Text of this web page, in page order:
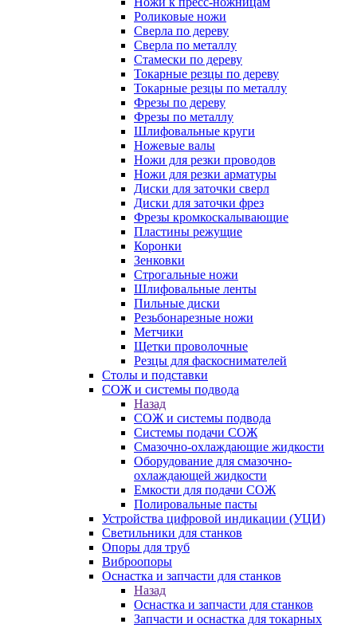
Роликовые ножи
Сверла по дереву
Сверла по металлу
Стамески по дереву
Токарные резцы по дереву
Токарные резцы по металлу
Фрезы по дереву
Фрезы по металлу
Шлифовальные круги
Ножевые валы
Ножи для резки проводов
Ножи для резки арматуры
Диски для заточки сверл
Диски для заточки фрез
Фрезы кромкоскалывающие
Пластины режущие
Коронки
Зенковки
Строгальные ножи
Шлифовальные ленты
Пильные диски
Резьбонарезные ножи
Метчики
Щетки проволочные
Резцы для фаскоснимателей
Столы и подставки
СОЖ и системы подвода
Назад
СОЖ и системы подвода
Системы подачи СОЖ
Смазочно-охлаждающие жидкости
Оборудование для смазочно-
охлаждающей жидкости
Емкости для подачи СОЖ
Полировальные пасты
Устройства цифровой индикации (УЦИ)
Светильники для станков
Опоры для труб
Виброопоры
Оснастка и запчасти для станков
Назад
Оснастка и запчасти для станков
Запчасти и оснастка для токарных